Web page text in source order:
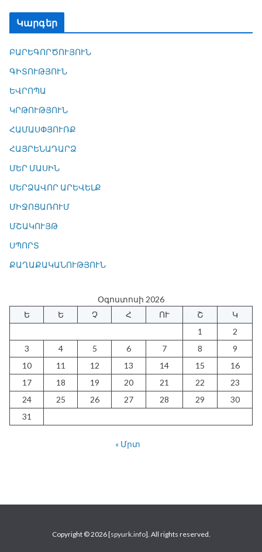
Կարգեր
ԲԱՐԵԳՈՐԾՈՒՅՈՒՆ
ԳԻՏՈՒԹՅՈՒՆ
ԵՎՐՈՊԱ
ԿՐԹՈՒԹՅՈՒՆ
ՀԱՄԱՍՓՅՈՒՌՔ
ՀԱՅՐԵՆԱԴԱՐՁ
ՄԵՐ ՄԱՍԻՆ
ՄԵՐՁԱՎՈՐ ԱՐԵՎԵԼՔ
ՄԻՋՈՑԱՌՈՒՄ
ՄՇԱԿՈՒՅԹ
ՍՊՈՐՏ
ՔԱՂԱՔԱԿԱՆՈՒԹՅՈՒՆ
Օգոստոսի 2026
Ե
Ե Չ Հ ՈՒ Շ
Կ
1
2
3
4 5 6 7 8
9
10
11 12 13 14 15
16
17
18 19 20 21 22
23
24
25 26 27 28 29
30
31
« Մրտ
Copyright © 2026 [spyurk.info]. All rights reserved.